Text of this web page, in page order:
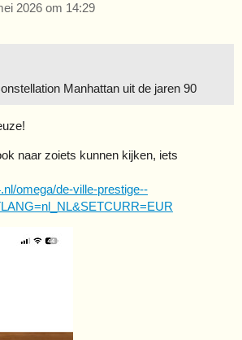
2026 om 14:29
Manhattan uit de jaren 90
naar zoiets kunnen kijken, iets
omega/de-ville-prestige--